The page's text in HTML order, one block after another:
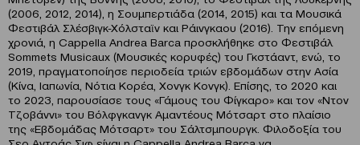
(2006, 2012, 2014), η Σουμπερτιάδα (2014, 2015) και τα Μουσικά
Φεστιβάλ Σλέσβιγκ-Χόλσταϊν και Ράινγκαου (2016). Την επόμενη
χρονιά, η Cappella Andrea Barca προσκλήθηκε στο Φεστιβάλ
Sommets Musicaux (Μουσικές κορυφές) του Γκστάαντ, ενώ, το
2019, πραγματοποίησε περιοδεία τριών εβδομάδων στην Ασία
(Κίνα, Ιαπωνία, Νότια Κορέα, Χονγκ Κονγκ). Επίσης, το 2020 και
το 2023, παρουσίασε τους «Γάμους του Φίγκαρο» και τον «Ντον
Τζοβάννι» του Βόλφγκανγκ Αμαντέους Μότσαρτ στο πλαίσιο
της «Εβδομάδας Μότσαρτ» του Σάλτσμπουργκ. Φιλοδοξία του